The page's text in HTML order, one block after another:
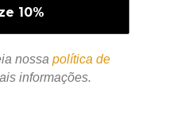
nossa política de
informações.